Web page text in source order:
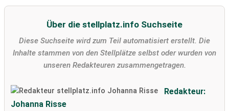
Über die stellplatz.info Suchseite
Diese Suchseite wird zum Teil automatisiert erstellt. Die
Inhalte stammen von den Stellplätze selbst oder wurden von
unseren Redakteuren zusammengetragen.
Redakteur:
Johanna Risse